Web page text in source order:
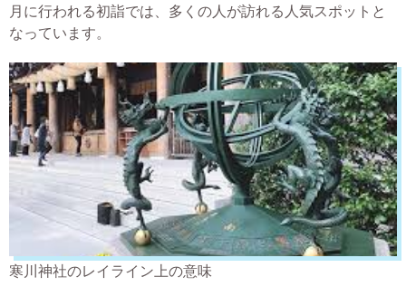
月に行われる初詣では、多くの人が訪れる人気スポットと
なっています。
寒川神社のレイライン上の意味